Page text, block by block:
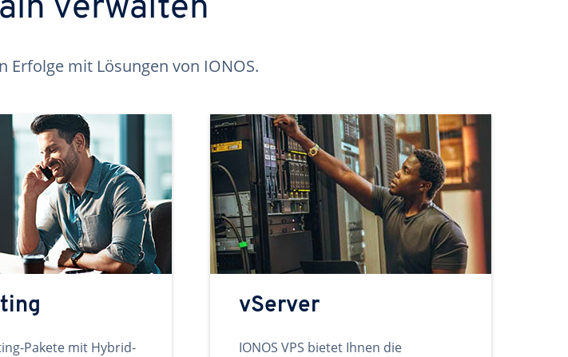
verwalten
Erfolge mit Lösungen von IONOS.
Pakete mit Hybrid-
vServer
IONOS VPS bietet Ihnen die